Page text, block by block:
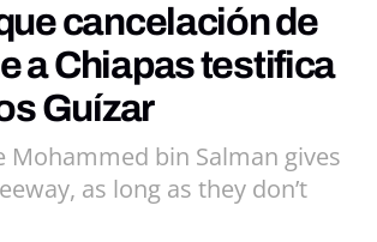
cancelación de
a Chiapas testifica
Guízar
Mohammed bin Salman gives
as long as they don’t